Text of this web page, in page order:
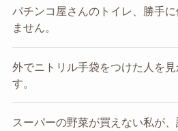
パチンコ屋さんのトイレ、勝手
ません。
外でニトリル手袋をつけた人を
す。
スーパーの野菜が買えない私が